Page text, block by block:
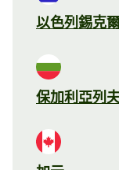
以色列錫克
保加利亞列